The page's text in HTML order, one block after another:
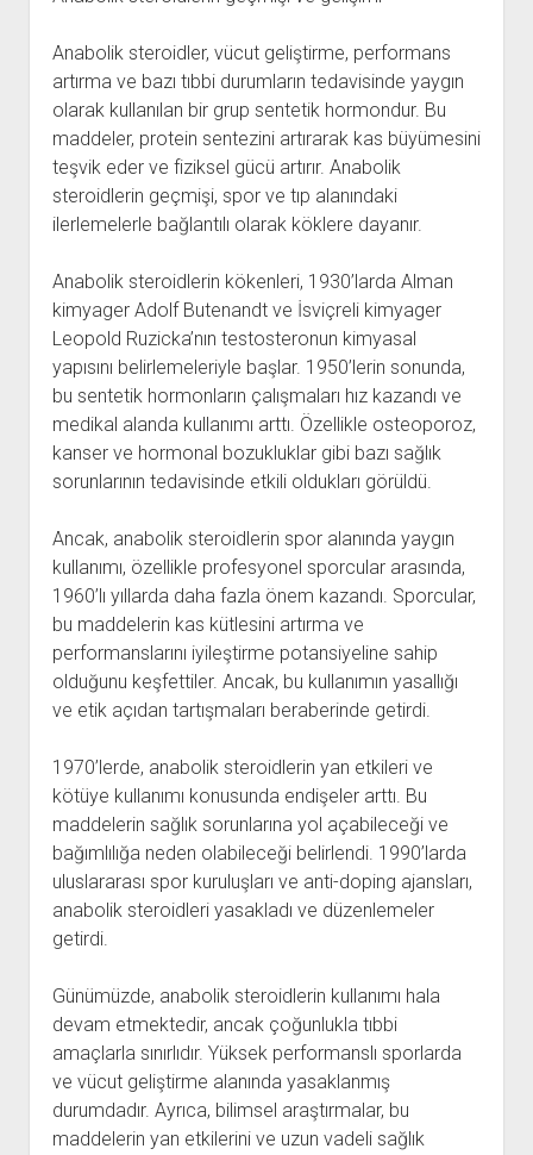
Anabolik steroidler, vücut geliştirme, performans
artırma ve bazı tıbbi durumların tedavisinde yaygın
olarak kullanılan bir grup sentetik hormondur. Bu
maddeler, protein sentezini artırarak kas büyümesini
teşvik eder ve fiziksel gücü artırır. Anabolik
steroidlerin geçmişi, spor ve tıp alanındaki
ilerlemelerle bağlantılı olarak köklere dayanır.
Anabolik steroidlerin kökenleri, 1930’larda Alman
kimyager Adolf Butenandt ve İsviçreli kimyager
Leopold Ruzicka’nın testosteronun kimyasal
yapısını belirlemeleriyle başlar. 1950’lerin sonunda,
bu sentetik hormonların çalışmaları hız kazandı ve
medikal alanda kullanımı arttı. Özellikle osteoporoz,
kanser ve hormonal bozukluklar gibi bazı sağlık
sorunlarının tedavisinde etkili oldukları görüldü.
Ancak, anabolik steroidlerin spor alanında yaygın
kullanımı, özellikle profesyonel sporcular arasında,
1960’lı yıllarda daha fazla önem kazandı. Sporcular,
bu maddelerin kas kütlesini artırma ve
performanslarını iyileştirme potansiyeline sahip
olduğunu keşfettiler. Ancak, bu kullanımın yasallığı
ve etik açıdan tartışmaları beraberinde getirdi.
1970’lerde, anabolik steroidlerin yan etkileri ve
kötüye kullanımı konusunda endişeler arttı. Bu
maddelerin sağlık sorunlarına yol açabileceği ve
bağımlılığa neden olabileceği belirlendi. 1990’larda
uluslararası spor kuruluşları ve anti-doping ajansları,
anabolik steroidleri yasakladı ve düzenlemeler
getirdi.
Günümüzde, anabolik steroidlerin kullanımı hala
devam etmektedir, ancak çoğunlukla tıbbi
amaçlarla sınırlıdır. Yüksek performanslı sporlarda
ve vücut geliştirme alanında yasaklanmış
durumdadır. Ayrıca, bilimsel araştırmalar, bu
maddelerin yan etkilerini ve uzun vadeli sağlık